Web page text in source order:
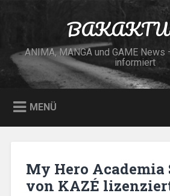
ANIMA, MANGA und GAME News
informiert
MENÜ
My Hero Academia
von KAZÉ